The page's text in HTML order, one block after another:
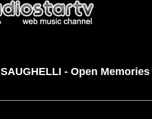
SAUGHELLI - Open Memories